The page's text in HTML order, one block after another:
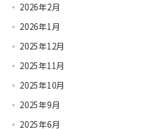
2026年2月
2026年1月
2025年12月
2025年11月
2025年10月
2025年9月
2025年6月